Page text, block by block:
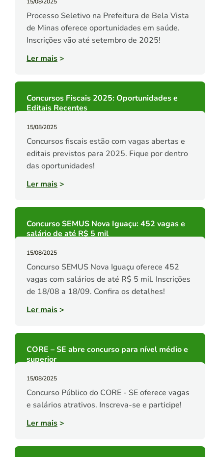
Processo Seletivo na Prefeitura de Bela Vista
de Minas oferece oportunidades em saúde.
Inscrições vão até setembro de 2025!
Ler mais>
Concursos Fiscais 2025: Oportunidades e
Editais Recentes
15/08/2025
Concursos fiscais estão com vagas abertas e
editais previstos para 2025. Fique por dentro
das oportunidades!
Ler mais>
Concurso SEMUS Nova Iguaçu: 452 vagas e
salário de até R$ 5 mil
15/08/2025
Concurso SEMUS Nova Iguaçu oferece 452
vagas com salários de até R$ 5 mil. Inscrições
de 18/08 a 18/09. Confira os detalhes!
Ler mais>
CORE – SE abre concurso para nível médio e
superior
15/08/2025
Concurso Público do CORE - SE oferece vagas
e salários atrativos. Inscreva-se e participe!
Ler mais>